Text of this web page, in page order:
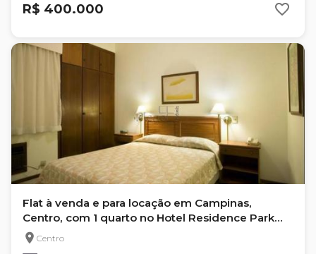
R$ 400.000
Flat à venda e para locação em Campinas,
Centro, com 1 quarto no Hotel Residence Park
Tower.
Centro